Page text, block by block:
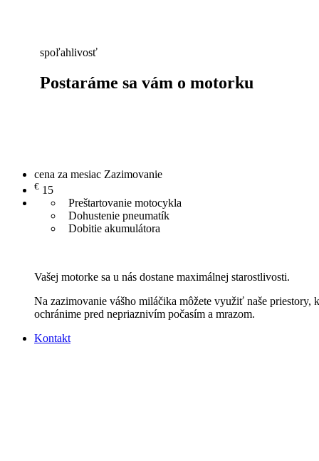
spoľahlivosť
Postaráme sa vám o motorku
cena za mesiac Zazimovanie
€ 15
Preštartovanie motocykla
Dohustenie pneumatík
Dobitie akumulátora
Vašej motorke sa u nás dostane maximálnej starostlivosti.
Na zazimovanie vášho miláčika môžete využiť naše priestory,
ochránime pred nepriaznivím počasím a mrazom.
Kontakt